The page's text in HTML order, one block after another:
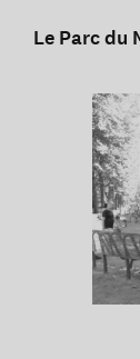
Le Parc du